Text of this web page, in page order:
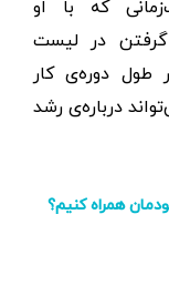
که با او
گرفتن در لیست
طول دوره‌ی کار
درباره‌ی رشد
همراه کنیم؟